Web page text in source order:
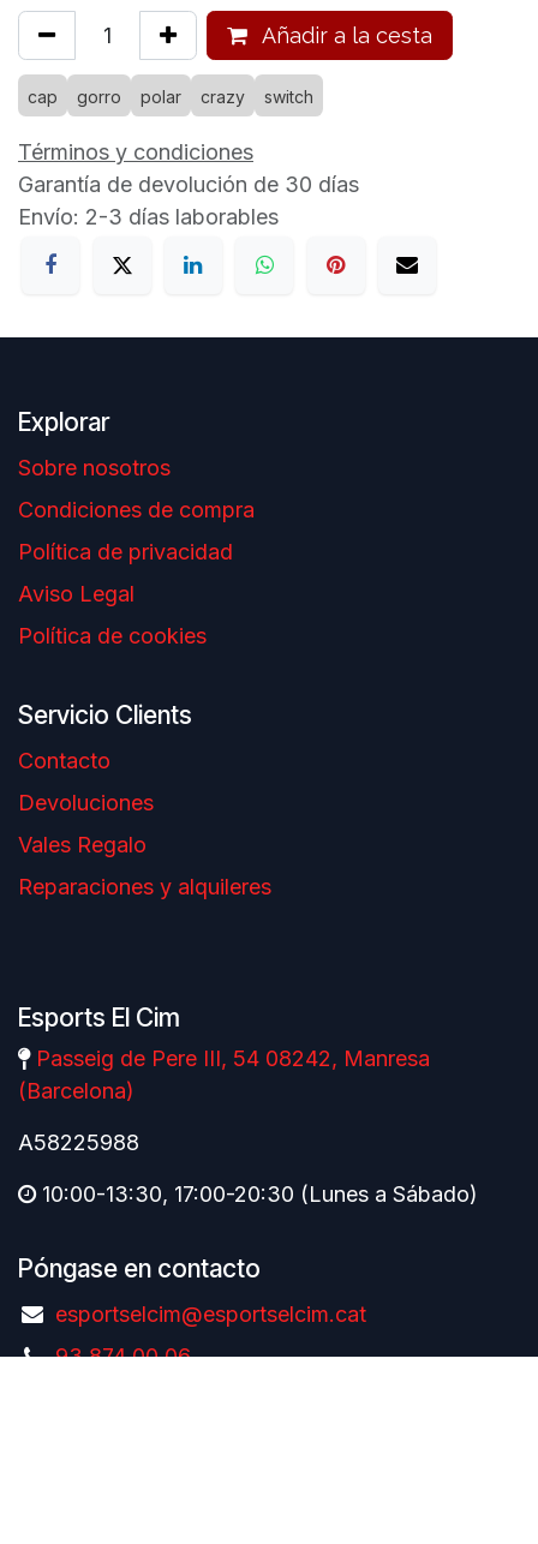
Añadir a la cesta
cap gorro polar crazy switch
Términos y condiciones
Garantía de devolución de 30 días
Envío: 2-3 días laborables
Explorar
Sobre nosotros
Condiciones de compra
Política de privacidad
Aviso Legal
Política de cookies
Servicio Clients
Contacto
Devoluciones
Vales Regalo
Reparaciones y alquileres
Esports El Cim
Passeig de Pere III, 54 08242, Manresa
(Barcelona)
A58225988
10:00-13:30, 17:00-20:30 (Lunes a Sábado)
Póngase en contacto
esportselcim@esportselcim.cat
93 874 00 06